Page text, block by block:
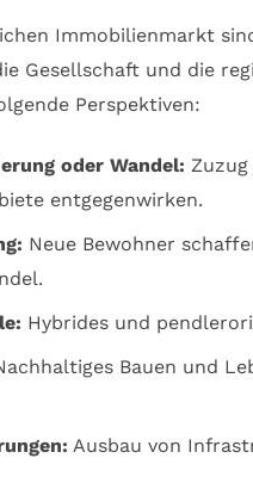
Immobilienmarkt
Gesellschaft und die
Perspektiven:
oder Wandel:
entgegenwirken.
Neue Bewohner
Hybrides und
Bauen und
Ausbau von